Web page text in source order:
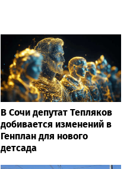
В Сочи депутат Тепляков
добивается изменений в
Генплан для нового
детсада